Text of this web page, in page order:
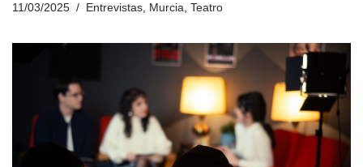
11/03/2025 Entrevistas Murcia Teatro